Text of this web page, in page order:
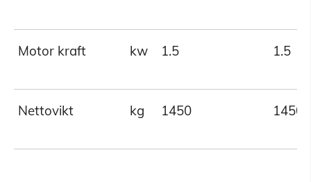
Motor kraft kw 1.5 1.5
Nettovikt kg 1450 1450